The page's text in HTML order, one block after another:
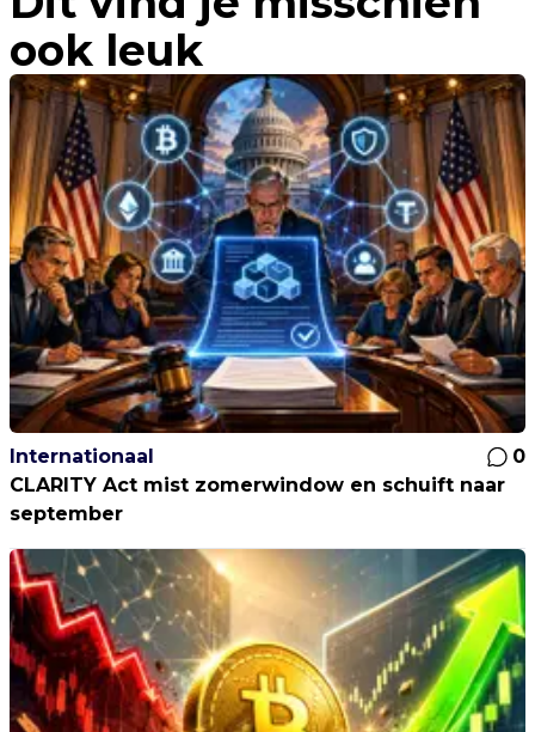
ook leuk
Internationaal
0
CLARITY Act mist zomerwindow en schuift naar
september